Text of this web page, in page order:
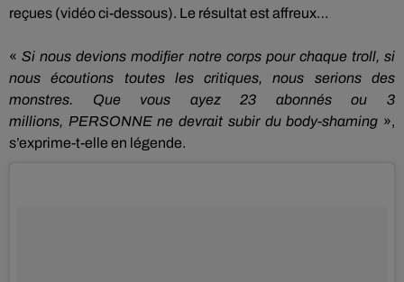
reçues (vidéo ci-dessous). Le résultat est affreux…
«Si nous devions modifier notre corps pour chaque troll, si
nous écoutions toutes les critiques, nous serions des
monstres. Que vous ayez 23 abonnés ou 3
millions, PERSONNEne devrait subir du body-shaming »,
s’exprime-t-elle en légende.